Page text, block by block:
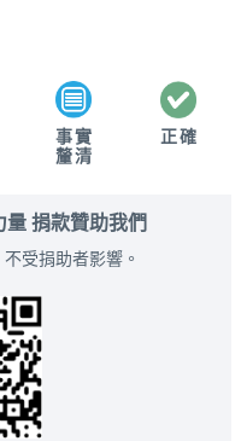
事實
釐清
正確
捐款贊助我們
受捐助者影響。